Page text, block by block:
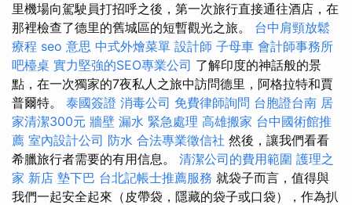
里機場向駕駛員打招呼之後，第一次旅行直接通往酒店，在
那裡檢查了德里的舊城區的短暫觀光之旅。 台中肩頸放鬆
療程 seo 意思 中式外燴菜單 設計師 子母車 會計師事務所
吧檯桌 實力堅強的SEO專業公司 了解印度的神話般的景
點，在一次獨家的7夜私人之旅中訪問德里，阿格拉特和賈
普爾特。 泰國簽證 消毒公司 免費律師詢問 台胞證台南 居
家清潔300元 牆壁 漏水 緊急處理 高雄搬家 台中國術館推
薦 室內設計公司 防水 合法專業徵信社 然後，讓我們看看
希臘旅行者需要的有用信息。 清潔公司的費用範圍 護理之
家 新店 墊下巴 台北記帳士推薦服務 就袋子而言，值得與
我們一起安全起來（皮帶袋，隱藏的袋子或口袋），作為扒